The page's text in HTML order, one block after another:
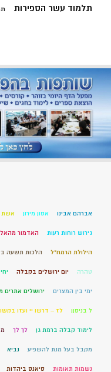
תלמוד עשר הספירות
אברהם אבינו אסון מירון אשת
גירוש רוחות רעות האדמור
הילולת הרמח"ל הלכות תשעה
טהרה יום ירושלים בקבלה
ימי בין המצרים ירושלים אתרים
ל בניסןן לז – דרשו יי ועזו בקשו
לימוד קבלה ברמת גן לך לך
מקבל בעל מנת להשפיע נביא
נשמות תאומות סיאנס ביהדות